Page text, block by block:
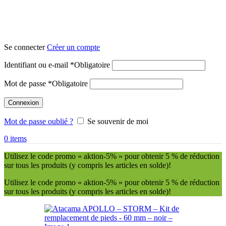
Se connecterCréer un compte
Identifiant ou e-mail *Obligatoire
Mot de passe *Obligatoire
Connexion
Mot de passe oublié ?
Se souvenir de moi
0 items
Utilisez le code promo « aktion-5% » pour obtenir 5 % de réduction
sur tous les produits (y compris les articles en solde)!
Utilisez le code promo « aktion-5% » pour obtenir 5 % de réduction
sur tous les produits (y compris les articles en solde)!